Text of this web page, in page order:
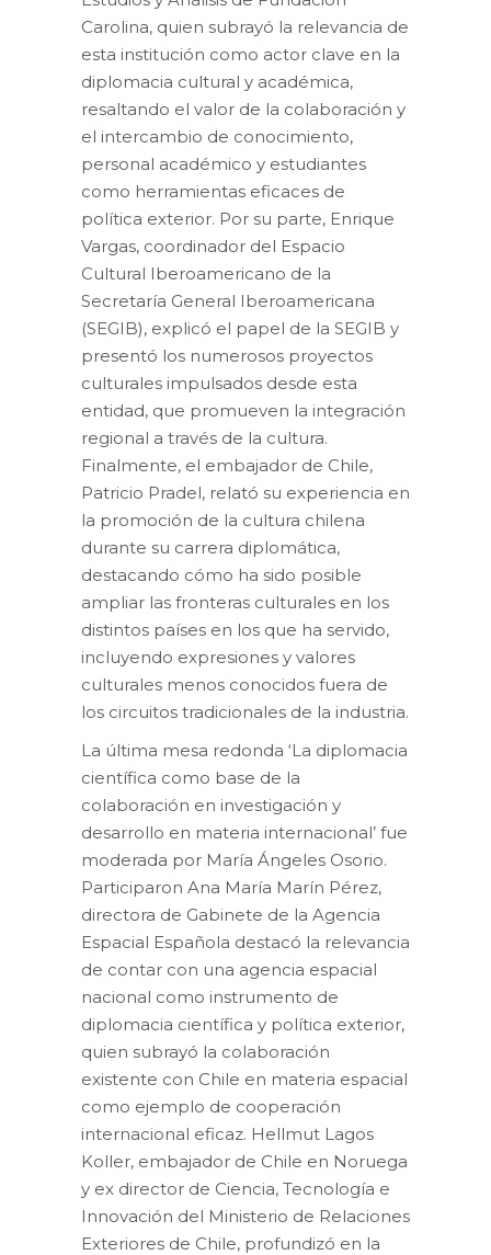
Carolina, quien subrayó la relevancia de
esta institución como actor clave en la
diplomacia cultural y académica,
resaltando el valor de la colaboración y
el intercambio de conocimiento,
personal académico y estudiantes
como herramientas eficaces de
política exterior. Por su parte, Enrique
Vargas, coordinador del Espacio
Cultural Iberoamericano de la
Secretaría General Iberoamericana
(SEGIB), explicó el papel de la SEGIB y
presentó los numerosos proyectos
culturales impulsados desde esta
entidad, que promueven la integración
regional a través de la cultura.
Finalmente, el embajador de Chile,
Patricio Pradel, relató su experiencia en
la promoción de la cultura chilena
durante su carrera diplomática,
destacando cómo ha sido posible
ampliar las fronteras culturales en los
distintos países en los que ha servido,
incluyendo expresiones y valores
culturales menos conocidos fuera de
los circuitos tradicionales de la industria.
La última mesa redonda ‘La diplomacia
científica como base de la
colaboración en investigación y
desarrollo en materia internacional’ fue
moderada por María Ángeles Osorio.
Participaron Ana María Marín Pérez,
directora de Gabinete de la Agencia
Espacial Española destacó la relevancia
de contar con una agencia espacial
nacional como instrumento de
diplomacia científica y política exterior,
quien subrayó la colaboración
existente con Chile en materia espacial
como ejemplo de cooperación
internacional eficaz. Hellmut Lagos
Koller, embajador de Chile en Noruega
y ex director de Ciencia, Tecnología e
Innovación del Ministerio de Relaciones
Exteriores de Chile, profundizó en la